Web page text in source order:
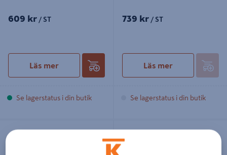
609 kr / ST
Läs mer
Se lagerstatus i din butik
739 kr / ST
Läs mer
Se lagerstatus i din butik
160MM